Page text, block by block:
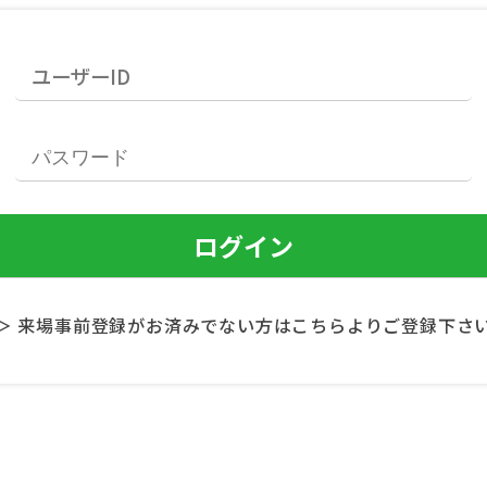
来場事前登録がお済みでない方はこちらよりご登録下さ